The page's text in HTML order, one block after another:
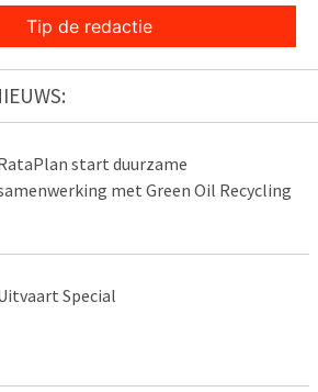
Tip de redactie
start duurzame
met Green Oil Recycling
Special